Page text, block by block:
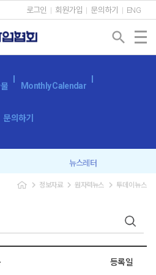
로그인 회원가입 문의하기 ENG
search
Monthly Calendar
문의하기
뉴스레터
navigate_next 정보자료 navigate_next원자력뉴스 navigate_next 투데이뉴스
등록일